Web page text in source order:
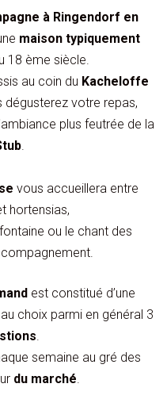
à Ringendorf en
maison typiquement
18 ème siècle.
au coin du Kacheloffe
dégusterez votre repas,
plus feutrée de la
.
vous accueillera entre
hortensias,
ou le chant des
est constitué d’une
choix parmi en général 3
.
semaine au gré des
du marché.